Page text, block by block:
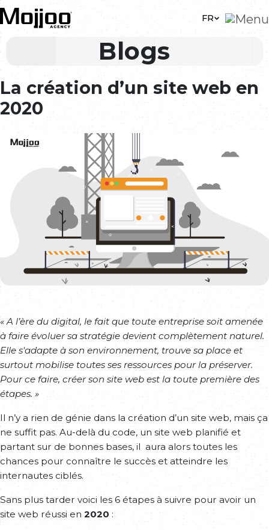
Skip to main content
FR
Blogs
La création d’un site web en
2020
« A l’ère du digital, le fait que toute entreprise soit amenée
à faire évoluer sa stratégie devient complètement naturel.
Elle s'adapte à son environnement, trouve sa place et
surtout mobilise toutes ses ressources pour la préserver.
Pour ce faire, créer son site web est la toute première des
étapes. »
Il n’y a rien de génie dans la création d’un site web, mais ça
ne suffit pas. Au-delà du code, un site web planifié et
partant sur de bonnes bases, il aura alors toutes les
chances pour connaître le succès et atteindre les
internautes ciblés.
Sans plus tarder voici les 6 étapes à suivre pour avoir un
site web réussi en 2020 :